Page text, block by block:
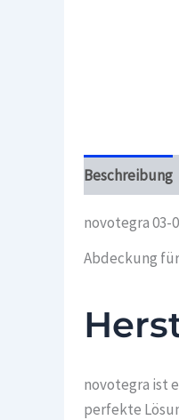
Beschreibung
novotegra 03-
Abdeckung
novotegra ist
perfekte